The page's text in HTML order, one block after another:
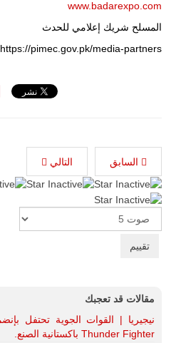
www.badarexpo.com
المسلح شريك إعلامي للحدث
https://pimec.gov.pk/media-partners
السابق التالي
Rate
مقالات قد تعجبك
Thunder Fighter باكستانية الصنع.